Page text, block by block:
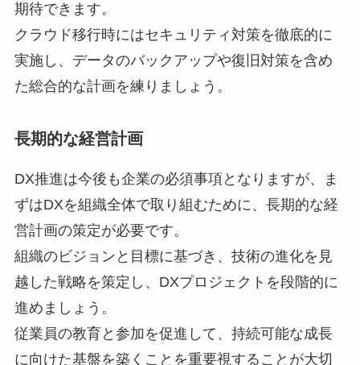
期待できます。
クラウド移行時にはセキュリティ対策を徹底的に
実施し、データのバックアップや復旧対策を含め
た総合的な計画を練りましょう。
長期的な経営計画
DX推進は今後も企業の必須事項となりますが、ま
ずはDXを組織全体で取り組むために、長期的な経
営計画の策定が必要です。
組織のビジョンと目標に基づき、技術の進化を見
越した戦略を策定し、DXプロジェクトを段階的に
進めましょう。
従業員の教育と参加を促進して、持続可能な成長
に向けた基盤を築くことを重要視することが大切